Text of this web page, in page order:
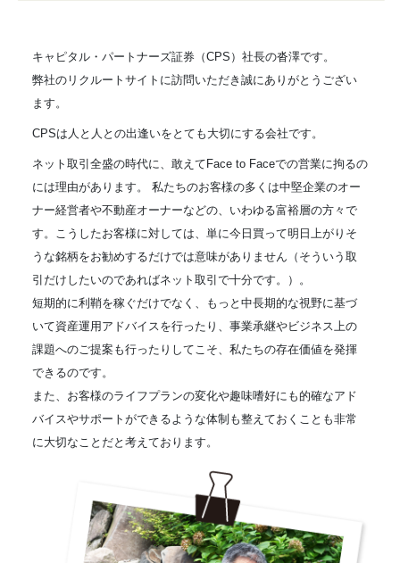
キャピタル・パートナーズ証券（CPS）社長の沓澤です。
弊社のリクルートサイトに訪問いただき誠にありがとうござい
ます。
CPSは人と人との出逢いをとても大切にする会社です。
ネット取引全盛の時代に、敢えてFace to Faceでの営業に拘るの
には理由があります。 私たちのお客様の多くは中堅企業のオー
ナー経営者や不動産オーナーなどの、いわゆる富裕層の方々で
す。こうしたお客様に対しては、単に今日買って明日上がりそ
うな銘柄をお勧めするだけでは意味がありません（そういう取
引だけしたいのであればネット取引で十分です。）。
短期的に利鞘を稼ぐだけでなく、もっと中長期的な視野に基づ
いて資産運用アドバイスを行ったり、事業承継やビジネス上の
課題へのご提案も行ったりしてこそ、私たちの存在価値を発揮
できるのです。
また、お客様のライフプランの変化や趣味嗜好にも的確なアド
バイスやサポートができるような体制も整えておくことも非常
に大切なことだと考えております。